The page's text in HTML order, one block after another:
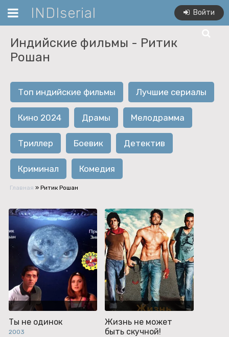
INDIserial Войти
Индийские фильмы - Ритик
Рошан
Топ индийские фильмы Лучшие сериалы
Кино 2024 Драмы Мелодрамма
Триллер Боевик Детектив
Криминал Комедия
Главная » Ритик Рошан
Ты не одинок
2003
Жизнь не может
быть скучной!